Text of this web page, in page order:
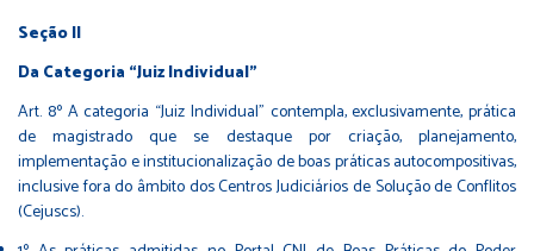
Seção II
Da Categoria “Juiz Individual”
Art. 8º A categoria “Juiz Individual” contempla, exclusivamente, prática
de magistrado que se destaque por criação, planejamento,
implementação e institucionalização de boas práticas autocompositivas,
inclusive fora do âmbito dos Centros Judiciários de Solução de Conflitos
(Cejuscs).